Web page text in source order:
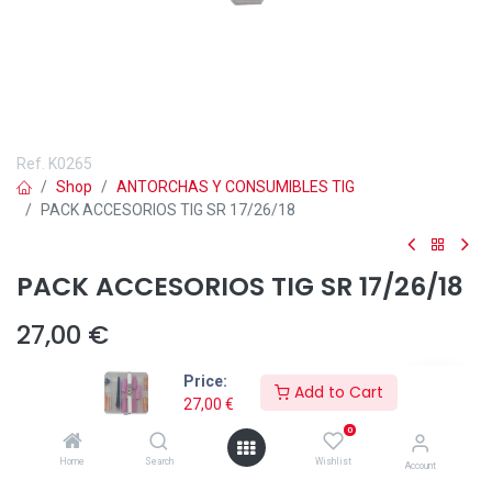
Price:
27,00 €
Add to Cart
Home Search
0
Wishlist Account
Ref. K0265
Shop
ANTORCHAS Y CONSUMIBLES TIG
PACK ACCESORIOS TIG SR 17/26/18
PACK ACCESORIOS TIG SR 17/26/18
27,00 €
Añadir a lista de deseos